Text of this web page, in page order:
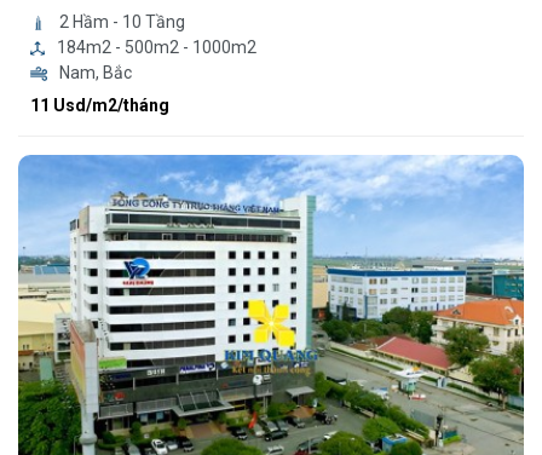
2 Hầm - 10 Tầng
184m2 - 500m2 - 1000m2
Nam, Bắc
11 Usd/m2/tháng